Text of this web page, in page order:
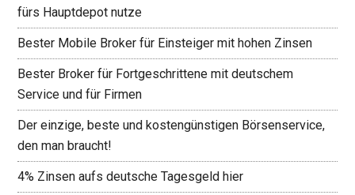
fürs Hauptdepot nutze
Bester Mobile Broker für Einsteiger mit hohen Zinsen
Bester Broker für Fortgeschrittene mit deutschem
Service und für Firmen
Der einzige, beste und kostengünstigen Börsenservice,
den man braucht!
4% Zinsen aufs deutsche Tagesgeld hier